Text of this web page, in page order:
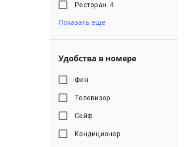
Ресторан 4
Показать еще
Удобства в номере
Фен
Телевизор
Сейф
Кондиционер